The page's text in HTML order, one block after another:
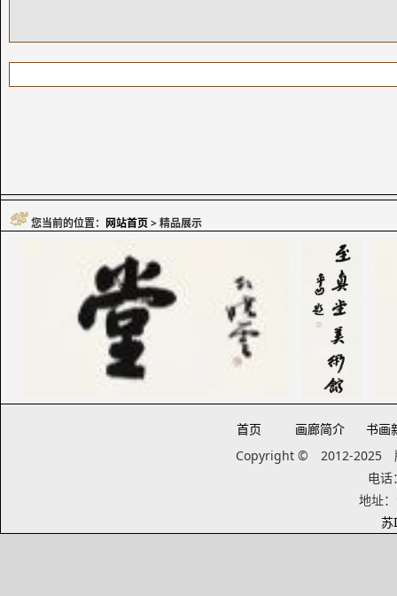
您当前的位置： 网站首页> 精品展示
首页 画廊简介
书画
Copyright © 2012-2025
电话
地址
苏